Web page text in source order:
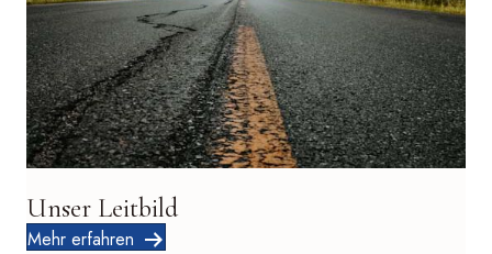
Unser Leitbild
Mehr erfahren